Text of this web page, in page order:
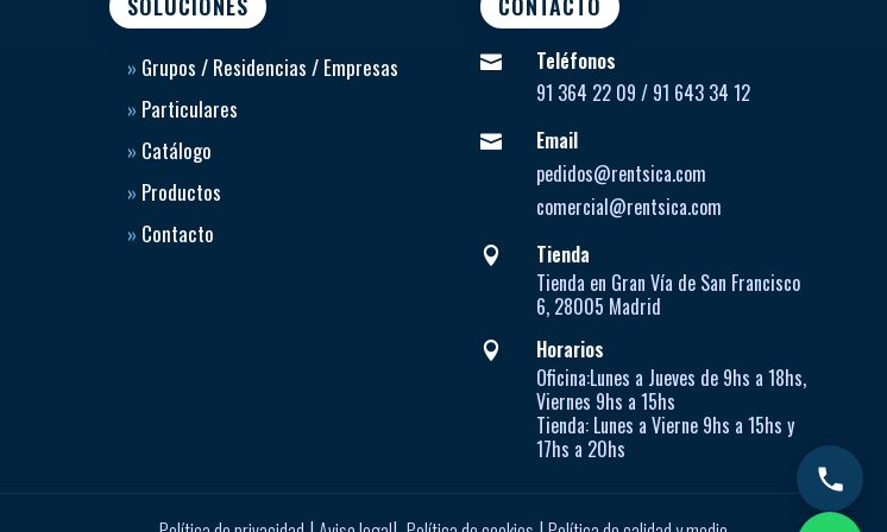
SOLUCIONES
» Grupos / Residencias / Empresas
» Particulares
» Catálogo
» Productos
» Contacto
CONTACTO

Teléfonos
91 364 22 09 / 91 643 34 12

Email
pedidos@rentsica.com
comercial@rentsica.com

Tienda
Tienda en Gran Vía de San Francisco
6, 28005 Madrid

Horarios
Oficina:Lunes a Jueves de9hs a 18hs,
Viernes 9hs a 15hs
Tienda: Lunes a Vierne9hs a 15hs y
17hs a 20hs